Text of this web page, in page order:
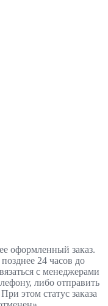
оформленный заказ.
24 часов до
с менеджерами
либо отправить
этом статус заказа